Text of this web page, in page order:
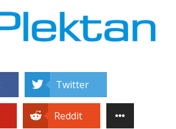
Twitter
Reddit